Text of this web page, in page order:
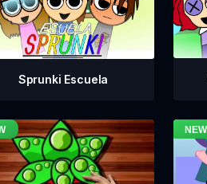
Sprunki Escuela